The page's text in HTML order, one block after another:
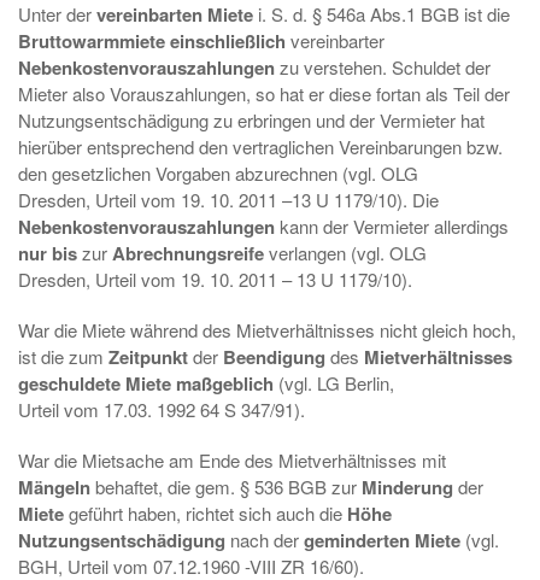
Unter dervereinbarten Miete i. S. d. § 546a Abs.1 BGB ist die
Bruttowarmmieteeinschließlich vereinbarter
Nebenkostenvorauszahlungenzu verstehen. Schuldet der
Mieter also Vorauszahlungen, so hat er diese fortan als Teil der
Nutzungsentschädigung zu erbringen und der Vermieter hat
hierüber entsprechend den vertraglichen Vereinbarungen bzw.
den gesetzlichen Vorgaben abzurechnen (vgl. OLG
Dresden, Urteil vom 19. 10. 2011 –13 U 1179/10). Die
Nebenkostenvorauszahlungen kann der Vermieter allerdings
nur biszurAbrechnungsreifeverlangen (vgl. OLG
Dresden, Urteil vom 19. 10. 2011 – 13 U 1179/10).
War die Miete während des Mietverhältnisses nicht gleich hoch,
ist die zum Zeitpunktder Beendigung des Mietverhältnisses
geschuldete Miete maßgeblich (vgl. LG Berlin,
Urteil vom 17.03. 1992 64 S 347/91).
War die Mietsache am Ende des Mietverhältnisses mit
Mängelnbehaftet, die gem. § 536 BGB zur Minderung der
Mietegeführt haben, richtet sich auch die Höhe
Nutzungsentschädigung nach dergeminderten Miete (vgl.
BGH, Urteil vom 07.12.1960 -VIII ZR 16/60).